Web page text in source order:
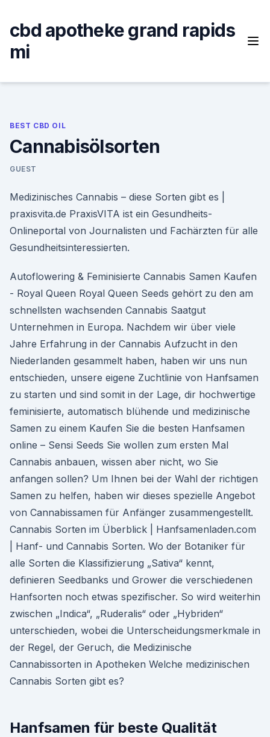
content
cbd apotheke grand rapids
mi
BEST CBD OIL
Cannabisölsorten
GUEST
Medizinisches Cannabis – diese Sorten gibt es |
praxisvita.de PraxisVITA ist ein Gesundheits-
Onlineportal von Journalisten und Fachärzten für alle
Gesundheitsinteressierten.
Autoflowering & Feminisierte Cannabis Samen Kaufen
- Royal Queen Royal Queen Seeds gehört zu den am
schnellsten wachsenden Cannabis Saatgut
Unternehmen in Europa. Nachdem wir über viele
Jahre Erfahrung in der Cannabis Aufzucht in den
Niederlanden gesammelt haben, haben wir uns nun
entschieden, unsere eigene Zuchtlinie von Hanfsamen
zu starten und sind somit in der Lage, dir hochwertige
feminisierte, automatisch blühende und medizinische
Samen zu einem Kaufen Sie die besten Hanfsamen
online – Sensi Seeds Sie wollen zum ersten Mal
Cannabis anbauen, wissen aber nicht, wo Sie
anfangen sollen? Um Ihnen bei der Wahl der richtigen
Samen zu helfen, haben wir dieses spezielle Angebot
von Cannabissamen für Anfänger zusammengestellt.
Cannabis Sorten im Überblick | Hanfsamenladen.com
| Hanf- und Cannabis Sorten. Wo der Botaniker für
alle Sorten die Klassifizierung „Sativa“ kennt,
definieren Seedbanks und Grower die verschiedenen
Hanfsorten noch etwas spezifischer. So wird weiterhin
zwischen „Indica“, „Ruderalis“ oder „Hybriden“
unterschieden, wobei die Unterscheidungsmerkmale in
der Regel, der Geruch, die Medizinische
Cannabissorten in Apotheken Welche medizinischen
Cannabis Sorten gibt es?
Hanfsamen für beste Qualität